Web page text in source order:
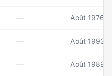
— Août 1976
— Août 1993
— Août 1989